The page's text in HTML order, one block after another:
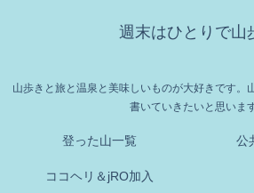
週末はひとりで山
山歩きと旅と温泉と美味しいものが大好きです。
書いていきたいと思います
登った山一覧 公
ココヘリ＆jRO加入